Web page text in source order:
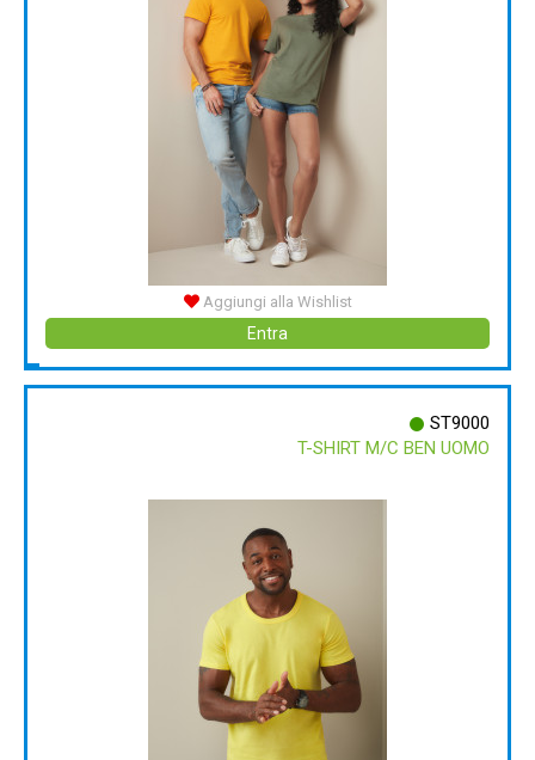
Aggiungi alla Wishlist
Entra
ST9000
T-SHIRT M/C BEN UOMO